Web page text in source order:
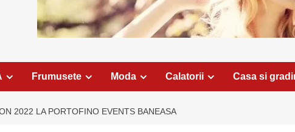
Frumusete Moda Calatorii Casa si
2022 LA PORTOFINO EVENTS BANEASA